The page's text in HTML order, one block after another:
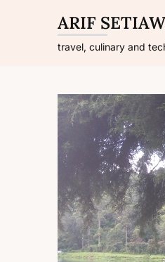
ARIF
travel, culinary and